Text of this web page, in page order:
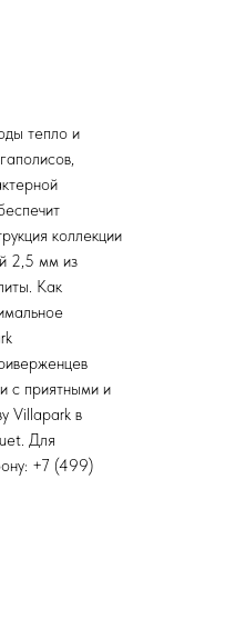
тепло и
коллекции
2,5 мм из
Как
с приятными и
Villapark в
Для
+7 (499)